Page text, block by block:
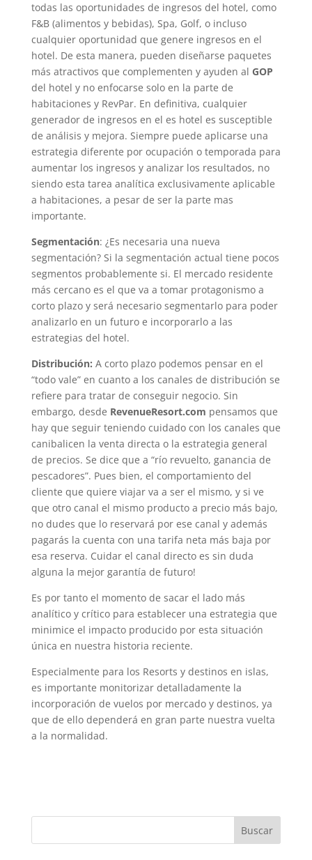
todas las oportunidades de ingresos del hotel, como
F&B (alimentos y bebidas), Spa, Golf, o incluso
cualquier oportunidad que genere ingresos en el
hotel. De esta manera, pueden diseñarse paquetes
más atractivos que complementen y ayuden al GOP
del hotel y no enfocarse solo en la parte de
habitaciones y RevPar. En definitiva, cualquier
generador de ingresos en el es hotel es susceptible
de análisis y mejora. Siempre puede aplicarse una
estrategia diferente por ocupación o temporada para
aumentar los ingresos y analizar los resultados, no
siendo esta tarea analítica exclusivamente aplicable
a habitaciones, a pesar de ser la parte mas
importante.
Segmentación: ¿Es necesaria una nueva
segmentación? Si la segmentación actual tiene pocos
segmentos probablemente si. El mercado residente
más cercano es el que va a tomar protagonismo a
corto plazo y será necesario segmentarlo para poder
analizarlo en un futuro e incorporarlo a las
estrategias del hotel.
Distribución: A corto plazo podemos pensar en el
“todo vale” en cuanto a los canales de distribución se
refiere para tratar de conseguir negocio. Sin
embargo, desde RevenueResort.com pensamos que
hay que seguir teniendo cuidado con los canales que
canibalicen la venta directa o la estrategia general
de precios. Se dice que a “río revuelto, ganancia de
pescadores”. Pues bien, el comportamiento del
cliente que quiere viajar va a ser el mismo, y si ve
que otro canal el mismo producto a precio más bajo,
no dudes que lo reservará por ese canal y además
pagarás la cuenta con una tarifa neta más baja por
esa reserva. Cuidar el canal directo es sin duda
alguna la mejor garantía de futuro!
Es por tanto el momento de sacar el lado más
analítico y crítico para establecer una estrategia que
minimice el impacto producido por esta situación
única en nuestra historia reciente.
Especialmente para los Resorts y destinos en islas,
es importante monitorizar detalladamente la
incorporación de vuelos por mercado y destinos, ya
que de ello dependerá en gran parte nuestra vuelta
a la normalidad.